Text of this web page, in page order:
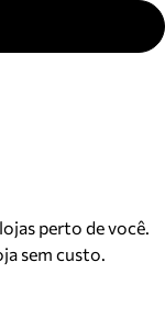
perto de você.
sem custo.